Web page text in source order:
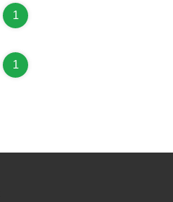
1
1